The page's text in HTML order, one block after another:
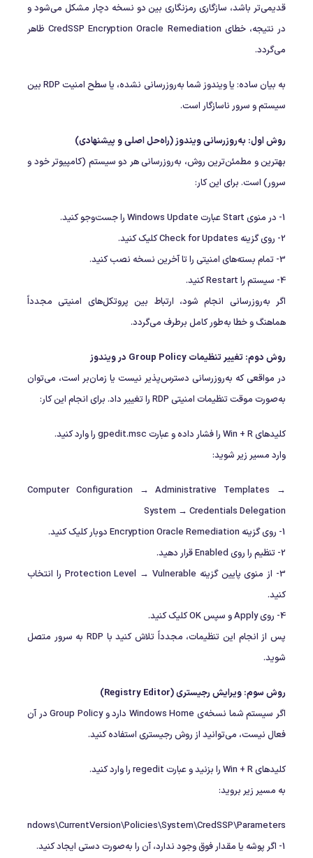
قدیمی‌تر باشد، سازگاری رمزنگاری بین دو نسخه دچار مشکل می‌شود و
در نتیجه، خطای CredSSP Encryption Oracle Remediation ظاهر
می‌گردد.
به بیان ساده: یا ویندوز شما به‌روزرسانی نشده، یا سطح امنیت RDP بین
سیستم و سرور ناسازگار است.
روش اول: به‌روزرسانی ویندوز (راه‌حل اصلی و پیشنهادی)
بهترین و مطمئن‌ترین روش، به‌روزرسانی هر دو سیستم (کامپیوتر خود و
سرور) است. برای این کار:
1- در منوی Start عبارت Windows Update را جست‌وجو کنید.
2- روی گزینه Check for Updates کلیک کنید.
3- تمام بسته‌های امنیتی را تا آخرین نسخه نصب کنید.
4- سیستم را Restart کنید.
اگر به‌روزرسانی انجام شود، ارتباط بین پروتکل‌های امنیتی مجدداً
هماهنگ و خطا به‌طور کامل برطرف می‌گردد.
روش دوم: تغییر تنظیمات Group Policy در ویندوز
در مواقعی که به‌روزرسانی دسترس‌پذیر نیست یا زمان‌بر است، می‌توان
به‌صورت موقت تنظیمات امنیتی RDP را تغییر داد. برای انجام این کار:
کلیدهای Win + R را فشار داده و عبارت gpedit.msc را وارد کنید.
وارد مسیر زیر شوید:
Computer Configuration → Administrative Templates →
System → Credentials Delegation
1- روی گزینه Encryption Oracle Remediation دوبار کلیک کنید.
2- تنظیم را روی Enabled قرار دهید.
3- از منوی پایین گزینه Protection Level → Vulnerable را انتخاب
کنید.
4- روی Apply و سپس OK کلیک کنید.
پس از انجام این تنظیمات، مجدداً تلاش کنید با RDP به سرور متصل
شوید.
روش سوم: ویرایش رجیستری (Registry Editor)
اگر سیستم شما نسخه‌ی Windows Home دارد و Group Policy در آن
فعال نیست، می‌توانید از روش رجیستری استفاده کنید.
کلیدهای Win + R را بزنید و عبارت regedit را وارد کنید.
به مسیر زیر بروید:
1- اگر پوشه یا مقدار فوق وجود ندارد، آن را به‌صورت دستی ایجاد کنید.